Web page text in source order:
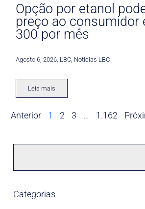
Opção por etanol
preço ao consumidor
300 por mês
Agosto 6, 2026 LBC Noticias LBC
Leia mais
Anterior 1 2 3 … 1.162
Categorias